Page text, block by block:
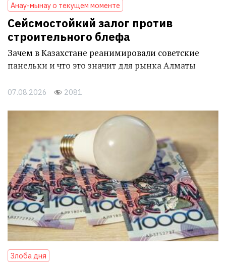
Анау-мынау о текущем моменте
Сейсмостойкий залог против
строительного блефа
Зачем в Казахстане реанимировали советские
панельки и что это значит для рынка Алматы
07.08.2026 2081
Злоба дня